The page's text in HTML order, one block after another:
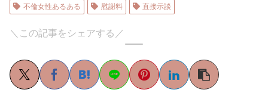
不倫女性あるある
慰謝料 直接示談
＼この記事をシェアする／